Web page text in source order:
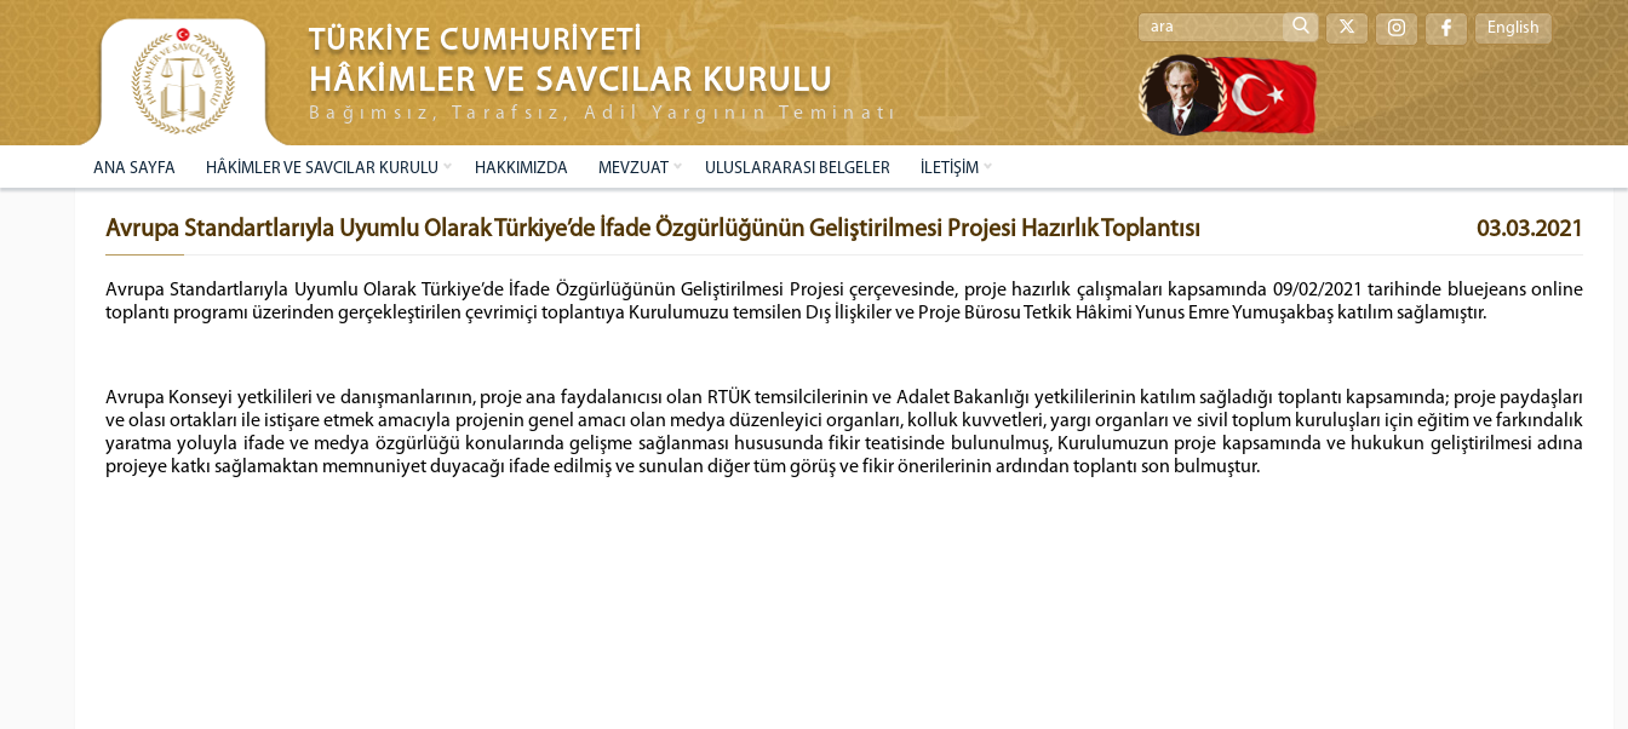
TÜRKİYE CUMHURİYETİ
HÂKİMLER VE SAVCILAR KURULU
Bağımsız, Tarafsız, Adil Yargının Teminatı
English
ANA SAYFA HÂKİMLER VE SAVCILAR KURULU HAKKIMIZDA MEVZUAT ULUSLARARASI BELGELER İLETİŞİM
Avrupa Standartlarıyla Uyumlu Olarak Türkiye’de İfade Özgürlüğünün Geliştirilmesi Projesi Hazırlık Toplantısı 03.03.2021
Avrupa Standartlarıyla Uyumlu Olarak Türkiye’de İfade Özgürlüğünün Geliştirilmesi Projesi çerçevesinde, proje hazırlık çalışmaları kapsamında 09/02/2021 tarihinde bluejeans online
toplantı programı üzerinden gerçekleştirilen çevrimiçi toplantıya Kurulumuzu temsilen Dış İlişkiler ve Proje Bürosu Tetkik Hâkimi Yunus Emre Yumuşakbaş katılım sağlamıştır.
Avrupa Konseyi yetkilileri ve danışmanlarının, proje ana faydalanıcısı olan RTÜK temsilcilerinin ve Adalet Bakanlığı yetkililerinin katılım sağladığı toplantı kapsamında; proje paydaşları
ve olası ortakları ile istişare etmek amacıyla projenin genel amacı olan medya düzenleyici organları, kolluk kuvvetleri, yargı organları ve sivil toplum kuruluşları için eğitim ve farkındalık
yaratma yoluyla ifade ve medya özgürlüğü konularında gelişme sağlanması hususunda fikir teatisinde bulunulmuş, Kurulumuzun proje kapsamında ve hukukun geliştirilmesi adına
projeye katkı sağlamaktan memnuniyet duyacağı ifade edilmiş ve sunulan diğer tüm görüş ve fikir önerilerinin ardından toplantı son bulmuştur.